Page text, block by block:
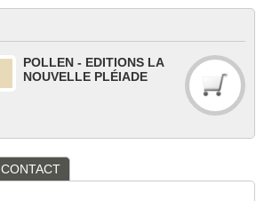
POLLEN - EDITIONS LA
NOUVELLE PLÉIADE
CONTACT